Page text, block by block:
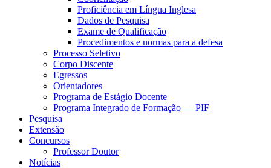
Proficiência em Língua Inglesa
Dados de Pesquisa
Exame de Qualificação
Procedimentos e normas para a defesa
Processo Seletivo
Corpo Discente
Egressos
Orientadores
Programa de Estágio Docente
Programa Integrado de Formação — PIF
Pesquisa
Extensão
Concursos
Professor Doutor
Notícias